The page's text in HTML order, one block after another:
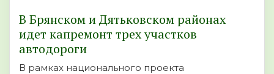
В Брянском и Дятьковском районах
идет капремонт трех участков
автодороги
В рамках национального проекта